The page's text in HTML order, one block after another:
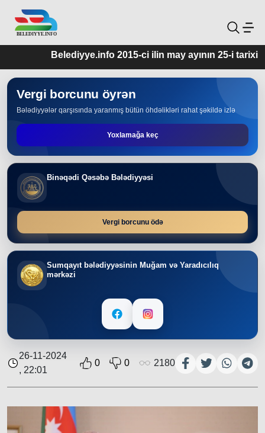
Belediyye.info 2015-ci ilin may ayının 25-i
Vergi borcunu öyrən
Bələdiyyələr qarşısında yaranmış bütün öhdəlikləri rahat şəkildə izlə
Yoxlamağa keç
Binəqədi Qəsəbə Bələdiyyəsi
Vergi borcunu ödə
Sumqayıt bələdiyyəsinin Muğam və Yaradıcılıq
mərkəzi
26-11-2024
, 22:01
0 0 2180